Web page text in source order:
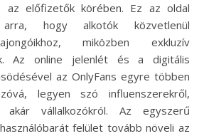
az előfizetők körében. Ez az oldal
hogy alkotók közvetlenül
miközben exkluzív
Az online jelenlét és a digitális
az OnlyFans egyre többen
legyen szó influenszerekről,
akár vállalkozókról. Az egyszerű
felület tovább növeli az